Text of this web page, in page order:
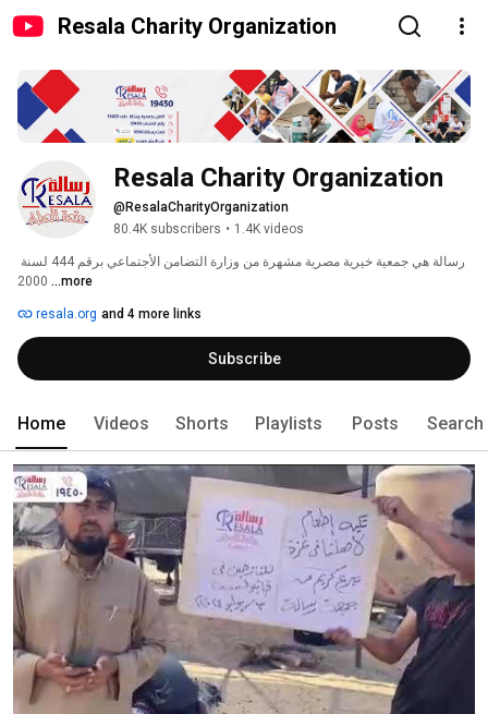
Resala Charity Organization
Resala Charity Organization
@ResalaCharityOrganization
80.4K subscribers • 1.4K videos
...more
resala.org and 4 more links
Subscribe
Home Videos Shorts Playlists Posts Search